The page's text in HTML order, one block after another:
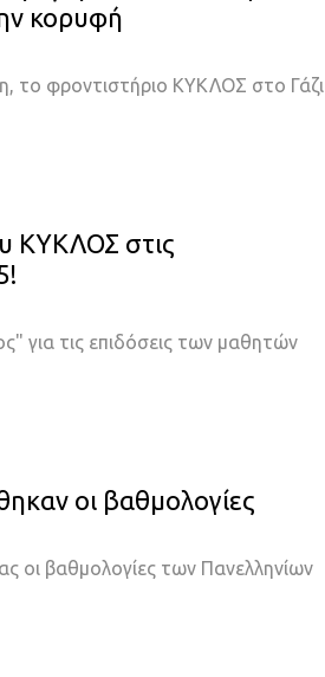
κορυφή
το φροντιστήριο ΚΥΚΛΟΣ στο Γάζι
ΚΥΚΛΟΣ στις
για τις επιδόσεις των μαθητών
οι βαθμολογίες
οι βαθμολογίες των Πανελληνίων